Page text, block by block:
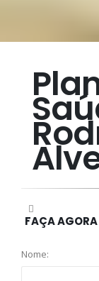
FAÇA
Nome: